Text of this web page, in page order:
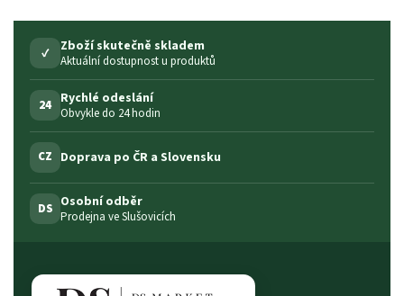
✓ Zboží skutečně skladem
Aktuální dostupnost u produktů
24 Rychlé odeslání
Obvykle do 24 hodin
CZ Doprava po ČR a Slovensku
DS Osobní odběr
Prodejna ve Slušovicích